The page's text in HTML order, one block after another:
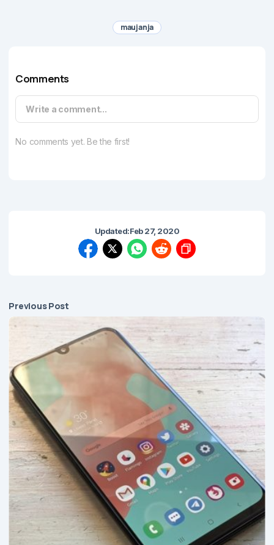
maujanja
Comments
Write a comment...
No comments yet. Be the first!
Updated:Feb 27, 2020
Previous Post